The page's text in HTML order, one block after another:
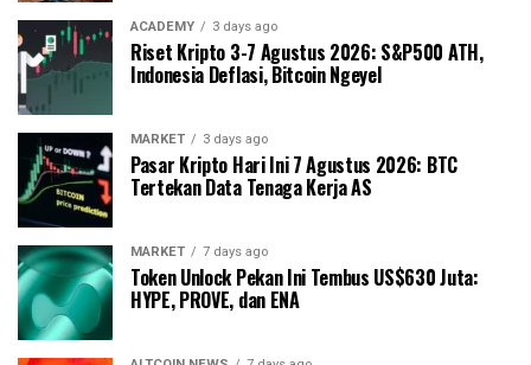
ACADEMY 3 days ago
Riset Kripto 3-7 Agustus 2026: S&P500 ATH,
Indonesia Deflasi, Bitcoin Ngeyel
MARKET 3 days ago
Pasar Kripto Hari Ini 7 Agustus 2026: BTC
Tertekan Data Tenaga Kerja AS
MARKET 7 days ago
Token Unlock Pekan Ini Tembus US$630 Juta:
HYPE, PROVE, dan ENA